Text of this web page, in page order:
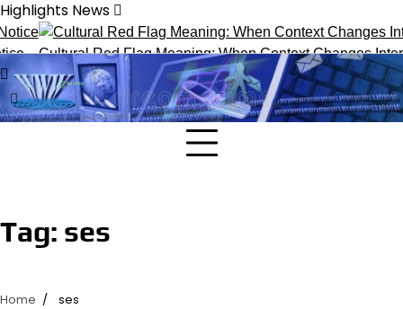
Skip
to
content
Highlights News
Cultural Red Flag Meaning: When Context Changes
Tag: ses
Home ses